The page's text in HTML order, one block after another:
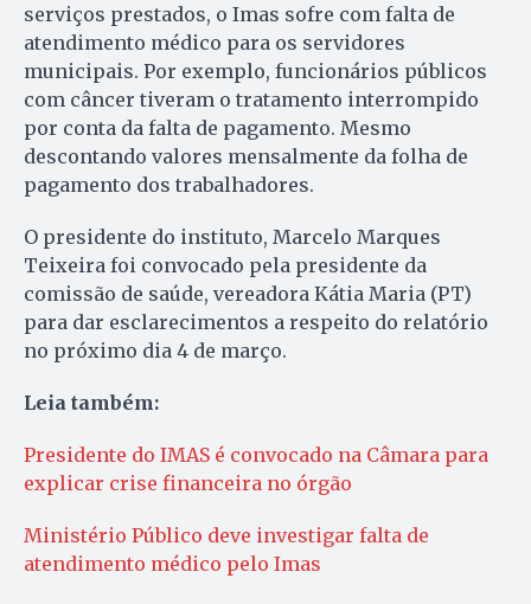
serviços prestados, o Imas sofre com falta de
atendimento médico para os servidores
municipais. Por exemplo, funcionários públicos
com câncer tiveram o tratamento interrompido
por conta da falta de pagamento. Mesmo
descontando valores mensalmente da folha de
pagamento dos trabalhadores.
O presidente do instituto, Marcelo Marques
Teixeira foi convocado pela presidente da
comissão de saúde, vereadora Kátia Maria (PT)
para dar esclarecimentos a respeito do relatório
no próximo dia 4 de março.
Leia também:
Presidente do IMAS é convocado na Câmara para
explicar crise financeira no órgão
Ministério Público deve investigar falta de
atendimento médico pelo Imas